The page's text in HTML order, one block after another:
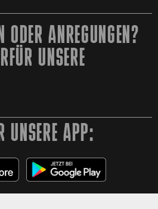
ODER ANREGUNGEN?
UNSERE
UNSERE APP: